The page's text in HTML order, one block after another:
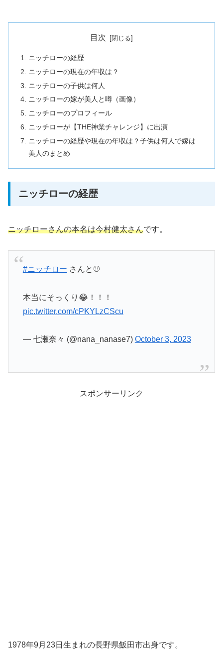
目次
ニッチローの経歴
ニッチローの現在の年収は？
ニッチローの子供は何人
ニッチローの嫁が美人と噂（画像）
ニッチローのプロフィール
ニッチローが【THE神業チャレンジ】に出演
ニッチローの経歴や現在の年収は？子供は何人で嫁は
美人のまとめ
ニッチローの経歴
ニッチローさんの本名は今村健太さんです。
#ニッチロー さんと⚾
本当にそっくり😂！！！
pic.twitter.com/cPKYLzCScu
— 七瀬奈々 (@nana_nanase7) October 3, 2023
スポンサーリンク
1978年9月23日生まれの長野県飯田市出身です。